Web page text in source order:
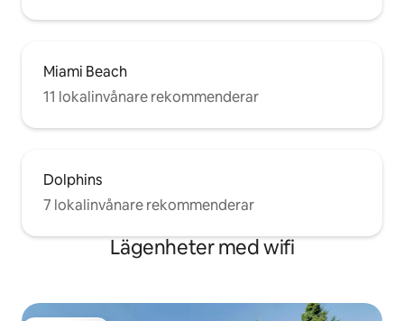
Miami Beach
11 lokalinvånare rekommenderar
Dolphins
7 lokalinvånare rekommenderar
Lägenheter med wifi